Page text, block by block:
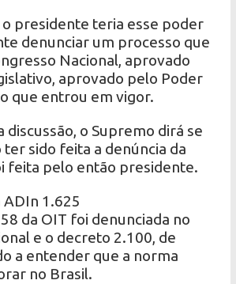
o presidente teria esse poder
denunciar um processo que
Nacional, aprovado
aprovado pelo Poder
que entrou em vigor.
discussão, o Supremo dirá se
ter sido feita a denúncia da
feita pelo então presidente.
1.625
da OIT foi denunciada no
e o decreto 2.100, de
a entender que a norma
no Brasil.